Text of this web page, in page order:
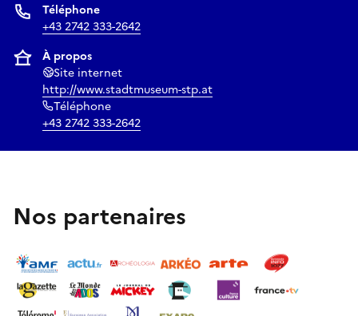
Téléphone
+43 2742 333-2642
À propos
Site internet
http://www.stadtmuseum-stp.at
Téléphone
+43 2742 333-2642
Nos partenaires